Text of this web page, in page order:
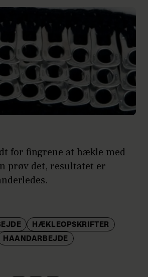
for fingrene at hækle med
prøv det, resultatet er
HÆKLEOPSKRIFTER
HAANDARBEJDE